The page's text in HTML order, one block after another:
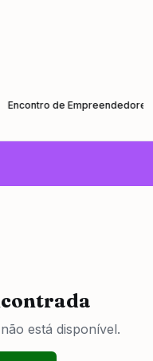
de Empreendedores –
está disponível.